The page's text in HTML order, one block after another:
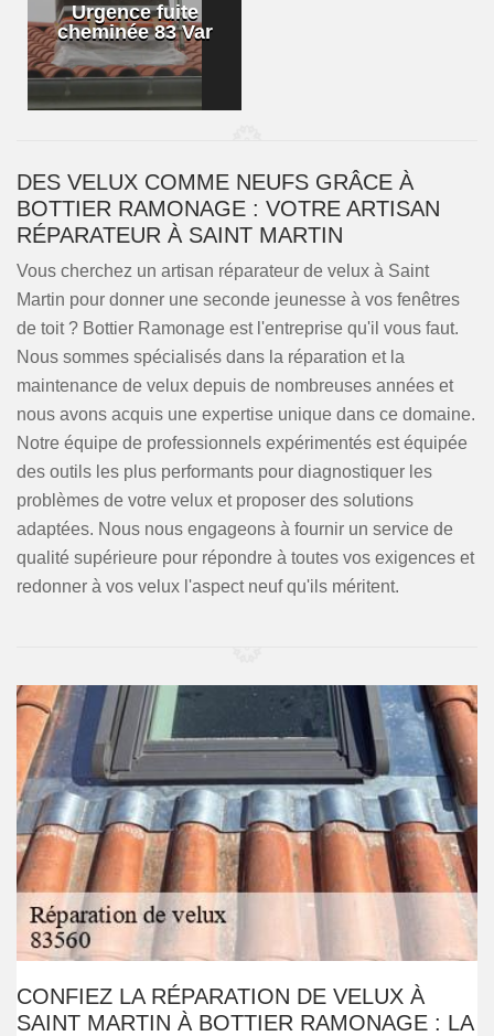
Urgence fuite
cheminée 83 Var
DES VELUX COMME NEUFS GRÂCE À
BOTTIER RAMONAGE : VOTRE ARTISAN
RÉPARATEUR À SAINT MARTIN
Vous cherchez un artisan réparateur de velux à Saint
Martin pour donner une seconde jeunesse à vos fenêtres
de toit ? Bottier Ramonage est l'entreprise qu'il vous faut.
Nous sommes spécialisés dans la réparation et la
maintenance de velux depuis de nombreuses années et
nous avons acquis une expertise unique dans ce domaine.
Notre équipe de professionnels expérimentés est équipée
des outils les plus performants pour diagnostiquer les
problèmes de votre velux et proposer des solutions
adaptées. Nous nous engageons à fournir un service de
qualité supérieure pour répondre à toutes vos exigences et
redonner à vos velux l'aspect neuf qu'ils méritent.
CONFIEZ LA RÉPARATION DE VELUX À
SAINT MARTIN À BOTTIER RAMONAGE : LA